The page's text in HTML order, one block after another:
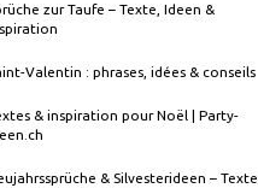
zur Taufe – Texte, Ideen &
Valentin : phrases, idées & conseils
& inspiration pour Noël | Party-
& Silvesterideen – Texte,